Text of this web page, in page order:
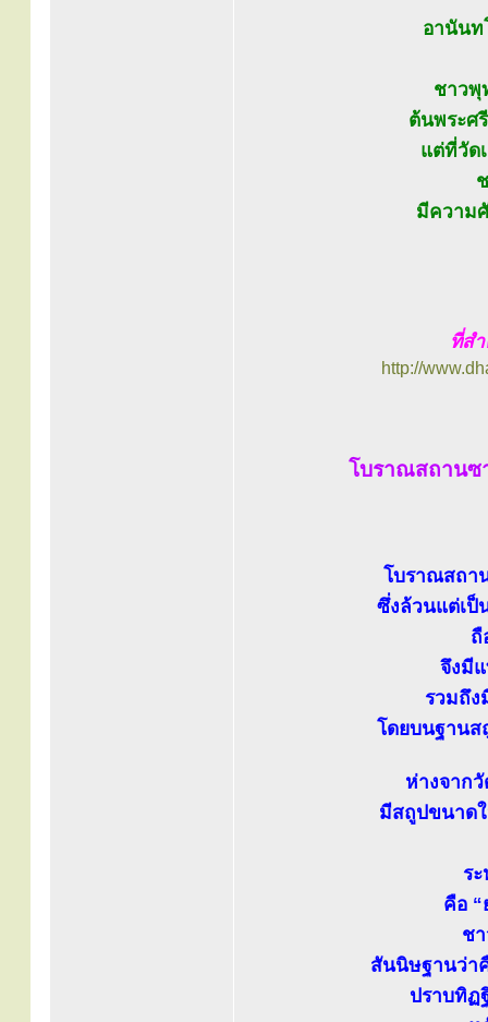
อานันท
ชาวพุ
ต้นพระศ
แต่ที่วัด
มีความ
ที่ส
http://
โบราณสถานซ
โบราณสถา
ซึ่งล้วนแต่เป็
ถื
จึงมี
รวมถึง
โดยบนฐาน
ห่างจาก
มีสถูปขนาด
ร
คือ
ช
สันนิษฐานว่า
ปราบทิฏ